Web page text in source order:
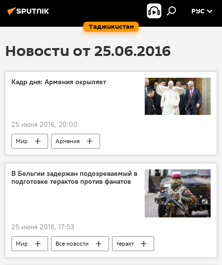
Таджикистан
РУС
Новости от 25.06.2016
Кадр дня: Армения окрыляет
25 июня 2016, 20:00
Мир
Армения
Папа Римский Франциск
В Бельгии задержан подозреваемый в
подготовке терактов против фанатов
25 июня 2016, 17:53
Мир Все новости теракт